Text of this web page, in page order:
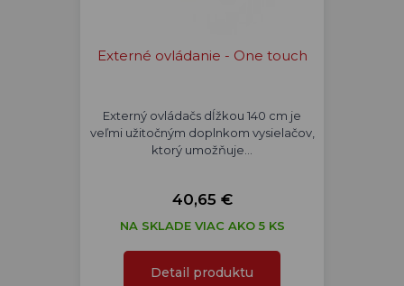
Externé ovládanie - One touch
Externý ovládačs dĺžkou 140 cm je
veľmi užitočným doplnkom vysielačov,
ktorý umožňuje…
40,65 €
NA SKLADE VIAC AKO 5 KS
Detail produktu